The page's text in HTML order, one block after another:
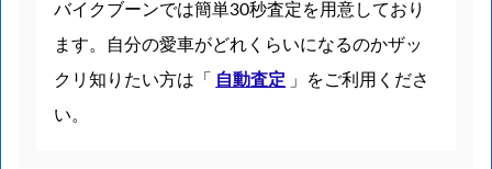
バイクブーンでは簡単30秒査定を用意しており
ます。自分の愛車がどれくらいになるのかザッ
クリ知りたい方は「
自動査定 」をご利用くださ
い。